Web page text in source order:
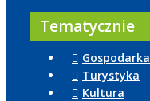
Tematycznie
Gospodarka
Turystyka
Kultura